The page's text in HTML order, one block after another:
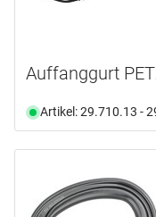
Auffanggurt
Artikel: 29.710.13 -